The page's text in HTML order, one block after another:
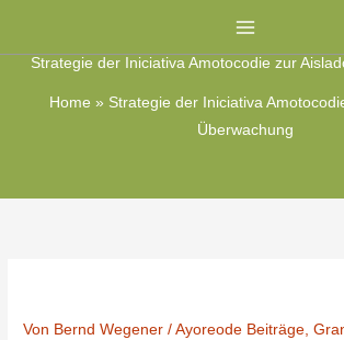
springenStrategie der Iniciativa Amotocodie zur
Home » Strategie der Iniciativa
Überwachung
Von Bernd Wegener/Ayoreode Beiträge,